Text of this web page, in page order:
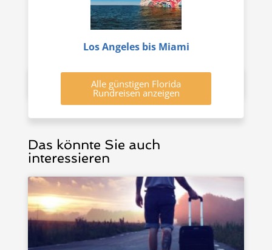
Los Angeles bis Miami
Alle günstigen Florida
Rundreisen anzeigen
Das könnte Sie auch
interessieren